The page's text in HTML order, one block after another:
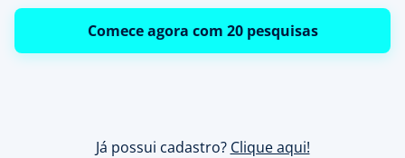
Comece agora com 20 pesquisas
Já possui cadastro? Clique aqui!